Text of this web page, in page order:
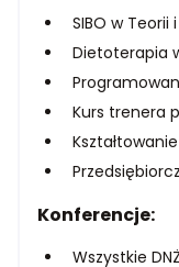
SIBO w Teorii
Dietoterapia
Kurs trenera
Konferencje:
Wszystkie DNŻ